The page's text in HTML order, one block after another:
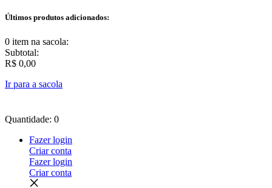
Últimos produtos adicionados:
0 item na sacola:
Subtotal:
R$ 0,00
Ir para a sacola
Quantidade: 0
Fazer login
Criar conta
Fazer login
Criar conta